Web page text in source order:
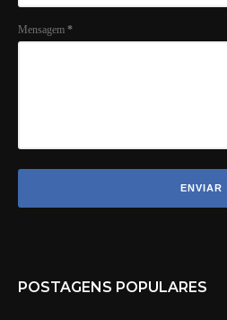
Mensagem *
POSTAGENS POPULARES